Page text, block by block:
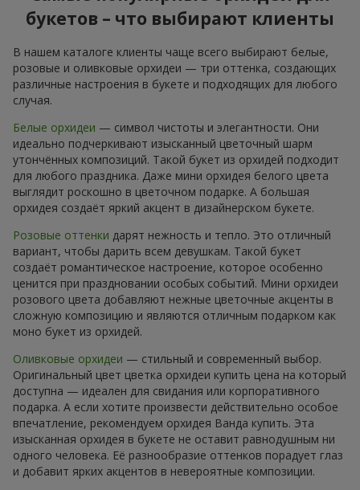
букетов – что выбирают клиенты
В нашем каталоге клиенты чаще всего выбирают белые,
розовые и оливковые орхидеи — три оттенка, создающих
различные настроения в букете и подходящих для любого
случая.
Белые орхидеи — символ чистоты и элегантности. Они
идеально подчеркивают изысканный цветочный шарм
утончённых композиций. Такой букет из орхидей подходит
для любого праздника. Даже мини орхидея белого цвета
выглядит роскошно в цветочном подарке. А большая
орхидея создаёт яркий акцент в дизайнерском букете.
Розовые оттенки дарят нежность и тепло. Это отличный
вариант, чтобы дарить всем девушкам. Такой букет
создаёт романтическое настроение, которое особенно
ценится при праздновании особых событий. Мини орхидеи
розового цвета добавляют нежные цветочные акценты в
сложную композицию и являются отличным подарком как
моно букет из орхидей.
Оливковые орхидеи — стильный и современный выбор.
Оригинальный цвет цветка орхидеи купить цена на который
доступна — идеален для свидания или корпоративного
подарка. А если хотите произвести действительно особое
впечатление, рекомендуем орхидея Ванда купить. Эта
изысканная орхидея в букете не оставит равнодушным ни
одного человека. Её разнообразие оттенков порадует глаз
и добавит ярких акцентов в невероятные композиции.